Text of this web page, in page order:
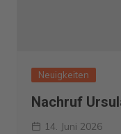
Neuigkeiten
Nachruf
14. Juni 2026